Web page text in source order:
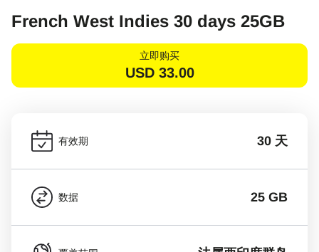
French West Indies 30 days 25GB
立即购买
USD 33.00
有效期 30 天
数据 25 GB